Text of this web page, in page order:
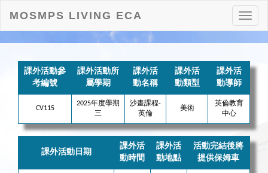
打
開
MOSMPS LIVING ECA
課外活動參
考編號
課外活動所
屬學期
課外活
動名稱
課外活
動類型
課外活
動導師
CV115
2025年度學期
三
沙畫課程-
英倫
美術
英倫教育
中心
課外活動日期
課外活
動時間
課外活
動地點
活動完結後將
提供保姆車